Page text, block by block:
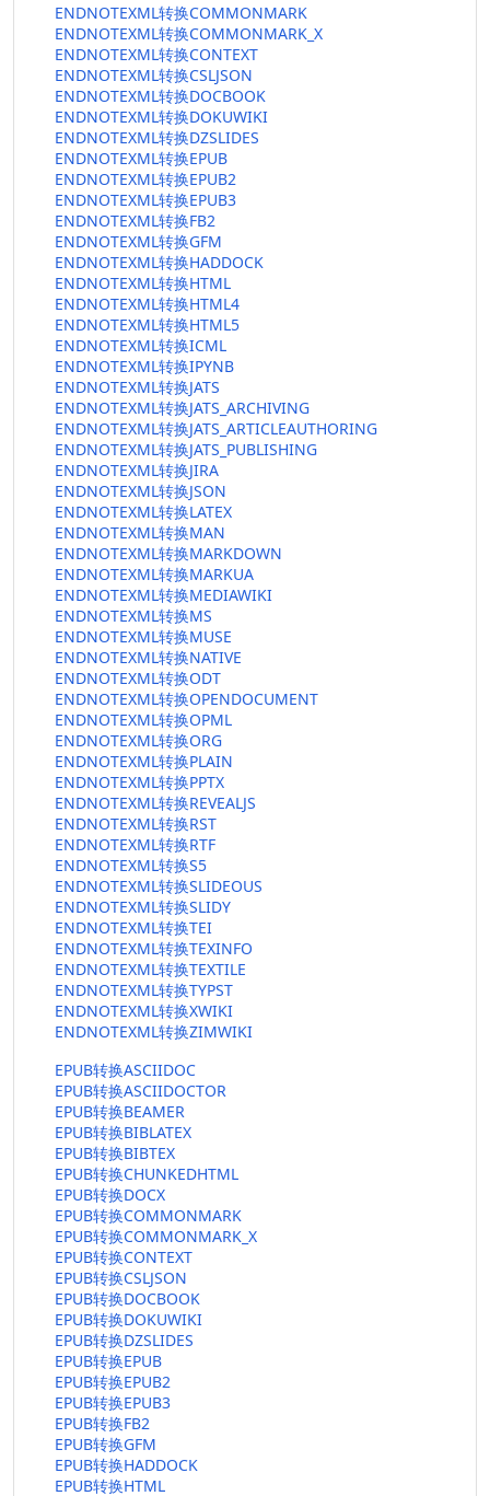
ENDNOTEXML转换COMMONMARK
ENDNOTEXML转换COMMONMARK_X
ENDNOTEXML转换CONTEXT
ENDNOTEXML转换CSLJSON
ENDNOTEXML转换DOCBOOK
ENDNOTEXML转换DOKUWIKI
ENDNOTEXML转换DZSLIDES
ENDNOTEXML转换EPUB
ENDNOTEXML转换EPUB2
ENDNOTEXML转换EPUB3
ENDNOTEXML转换FB2
ENDNOTEXML转换GFM
ENDNOTEXML转换HADDOCK
ENDNOTEXML转换HTML
ENDNOTEXML转换HTML4
ENDNOTEXML转换HTML5
ENDNOTEXML转换ICML
ENDNOTEXML转换IPYNB
ENDNOTEXML转换JATS
ENDNOTEXML转换JATS_ARCHIVING
ENDNOTEXML转换JATS_ARTICLEAUTHORING
ENDNOTEXML转换JATS_PUBLISHING
ENDNOTEXML转换JIRA
ENDNOTEXML转换JSON
ENDNOTEXML转换LATEX
ENDNOTEXML转换MAN
ENDNOTEXML转换MARKDOWN
ENDNOTEXML转换MARKUA
ENDNOTEXML转换MEDIAWIKI
ENDNOTEXML转换MS
ENDNOTEXML转换MUSE
ENDNOTEXML转换NATIVE
ENDNOTEXML转换ODT
ENDNOTEXML转换OPENDOCUMENT
ENDNOTEXML转换OPML
ENDNOTEXML转换ORG
ENDNOTEXML转换PLAIN
ENDNOTEXML转换PPTX
ENDNOTEXML转换REVEALJS
ENDNOTEXML转换RST
ENDNOTEXML转换RTF
ENDNOTEXML转换S5
ENDNOTEXML转换SLIDEOUS
ENDNOTEXML转换SLIDY
ENDNOTEXML转换TEI
ENDNOTEXML转换TEXINFO
ENDNOTEXML转换TEXTILE
ENDNOTEXML转换TYPST
ENDNOTEXML转换XWIKI
ENDNOTEXML转换ZIMWIKI
EPUB转换ASCIIDOC
EPUB转换ASCIIDOCTOR
EPUB转换BEAMER
EPUB转换BIBLATEX
EPUB转换BIBTEX
EPUB转换CHUNKEDHTML
EPUB转换DOCX
EPUB转换COMMONMARK
EPUB转换COMMONMARK_X
EPUB转换CONTEXT
EPUB转换CSLJSON
EPUB转换DOCBOOK
EPUB转换DOKUWIKI
EPUB转换DZSLIDES
EPUB转换EPUB
EPUB转换EPUB2
EPUB转换EPUB3
EPUB转换FB2
EPUB转换GFM
EPUB转换HADDOCK
EPUB转换HTML